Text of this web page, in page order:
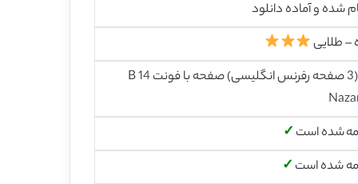
شده و آماده دانلود
– طلایی
50 (3 صفحه رفرنس انگلیسی) صفحه با فونت 14 B
شده است ✓
شده است ✓